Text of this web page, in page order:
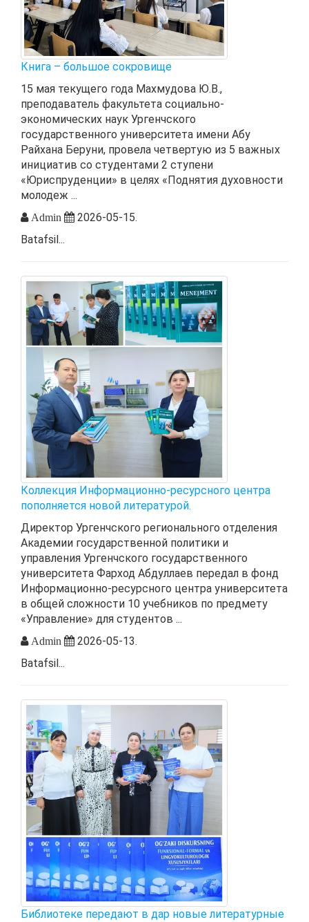
Книга – большое сокровище
15 мая текущего года Махмудова Ю.В.,
преподаватель факультета социально-
экономических наук Ургенчского
государственного университета имени Абу
Райхана Беруни, провела четвертую из 5 важных
инициатив со студентами 2 ступени
«Юриспруденции» в целях «Поднятия духовности
молодеж ...
Admin
2026-05-15.
Batafsil...
Коллекция Информационно-ресурсного центра
пополняется новой литературой.
Директор Ургенчского регионального отделения
Академии государственной политики и
управления Ургенчского государственного
университета Фарход Абдуллаев передал в фонд
Информационно-ресурсного центра университета
в общей сложности 10 учебников по предмету
«Управление» для студентов ...
Admin
2026-05-13.
Batafsil...
Библиотеке передают в дар новые литературные